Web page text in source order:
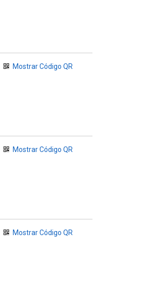
Mostrar Código QR
Mostrar Código QR
Mostrar Código QR